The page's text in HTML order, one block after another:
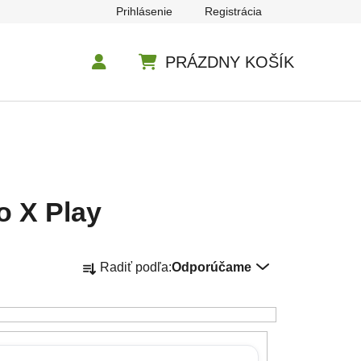
Prihlásenie Registrácia
PRÁZDNY KOŠÍK
X Play
Radiť podľa:Odporúčame